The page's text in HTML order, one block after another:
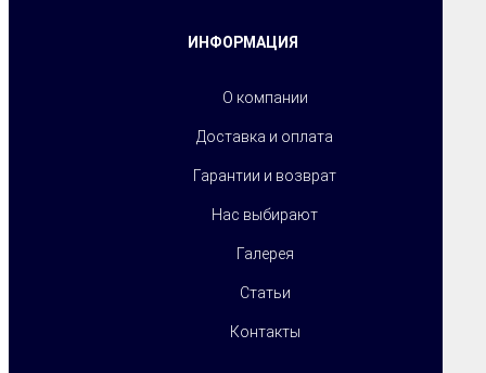
ИНФОРМАЦИЯ
О компании
Доставка и оплата
Гарантии и возврат
Нас выбирают
Галерея
Статьи
Контакты